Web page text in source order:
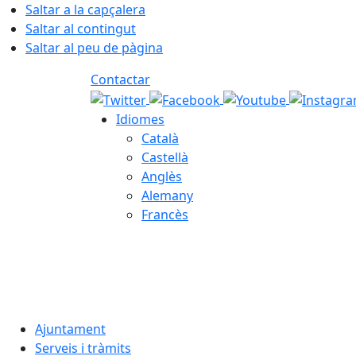
Saltar a la capçalera
Saltar al contingut
Saltar al peu de pàgina
Contactar
Idiomes
Català
Castellà
Anglès
Alemany
Francès
Ajuntament
Serveis i tràmits